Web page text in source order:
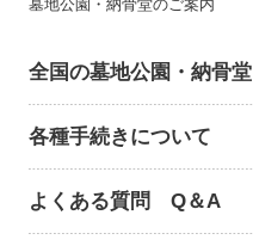
墓地公園・納骨堂のご案内
全国の墓地公園・納骨堂
各種手続きについて
よくある質問 Q＆A